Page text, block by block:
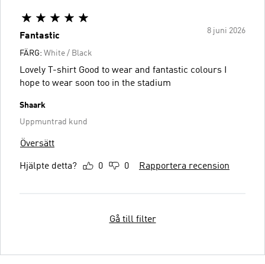
8 juni 2026
Fantastic
FÄRG: White / Black
Lovely T-shirt Good to wear and fantastic colours I
hope to wear soon too in the stadium
Shaark
Uppmuntrad kund
Översätt
Hjälpte detta? 0 0 Rapportera recension
Gå till filter